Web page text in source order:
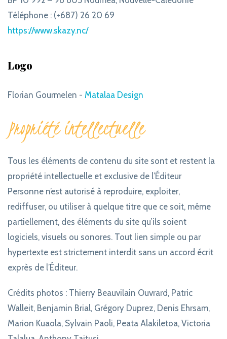
Téléphone : (+687) 26 20 69
https://www.skazy.nc/
Logo
Florian Gourmelen - Matalaa Design
Propriété intellectuelle
Tous les éléments de contenu du site sont et restent la
propriété intellectuelle et exclusive de l’Éditeur
Personne n’est autorisé à reproduire, exploiter,
rediffuser, ou utiliser à quelque titre que ce soit, même
partiellement, des éléments du site qu’ils soient
logiciels, visuels ou sonores. Tout lien simple ou par
hypertexte est strictement interdit sans un accord écrit
exprès de l’Éditeur.
Crédits photos : Thierry Beauvilain Ouvrard, Patric
Walleit, Benjamin Brial, Grégory Duprez, Denis Ehrsam,
Marion Kuaola, Sylvain Paoli, Peata Alakiletoa, Victoria